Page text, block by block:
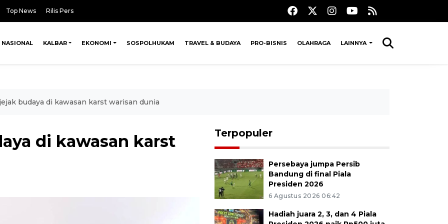
Top News Rilis Pers
NASIONAL KALBAR EKONOMI SOSPOLHUKAM TRAVEL & BUDAYA PRO-BISNIS OLAHRAGA LAINNYA
budaya di kawasan karst warisan dunia
di kawasan karst Terpopuler
Persebaya jumpa Persib
Bandung di final Piala
Presiden 2026
6 Agustus 2026 06:42
Hadiah juara 2, 3, dan 4 Piala